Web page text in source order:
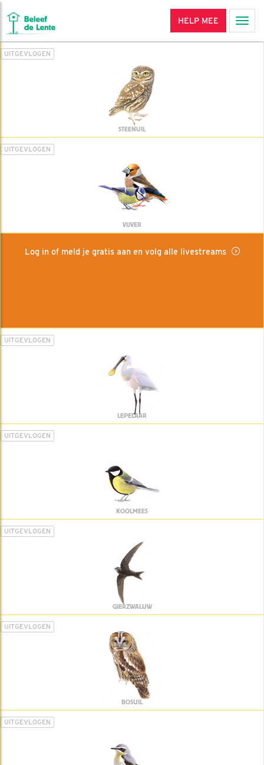
HELP MEE
UITGEVLOGEN
STEENUIL
UITGEVLOGEN
VIJVER
Log in of meld je gratis aan en volg alle livestreams
UITGEVLOGEN
LEPELAAR
UITGEVLOGEN
KOOLMEES
UITGEVLOGEN
GIERZWALUW
UITGEVLOGEN
BOSUIL
UITGEVLOGEN